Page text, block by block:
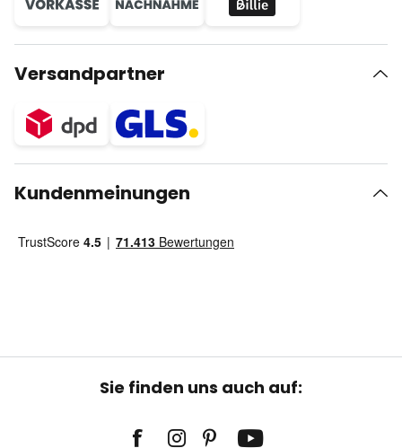
Versandpartner
Kundenmeinungen
Sie finden uns auch auf: